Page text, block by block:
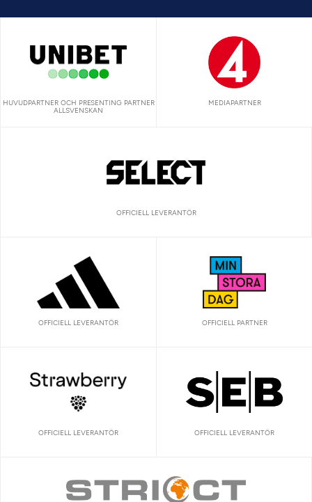
HUVUDPARTNER OCH PRESENTING PARTNER
ALLSVENSKAN
MEDIAPARTNER
OFFICIELL LEVERANTÖR
OFFICIELL LEVERANTÖR OFFICIELL PARTNER
OFFICIELL LEVERANTÖR OFFICIELL LEVERANTÖR